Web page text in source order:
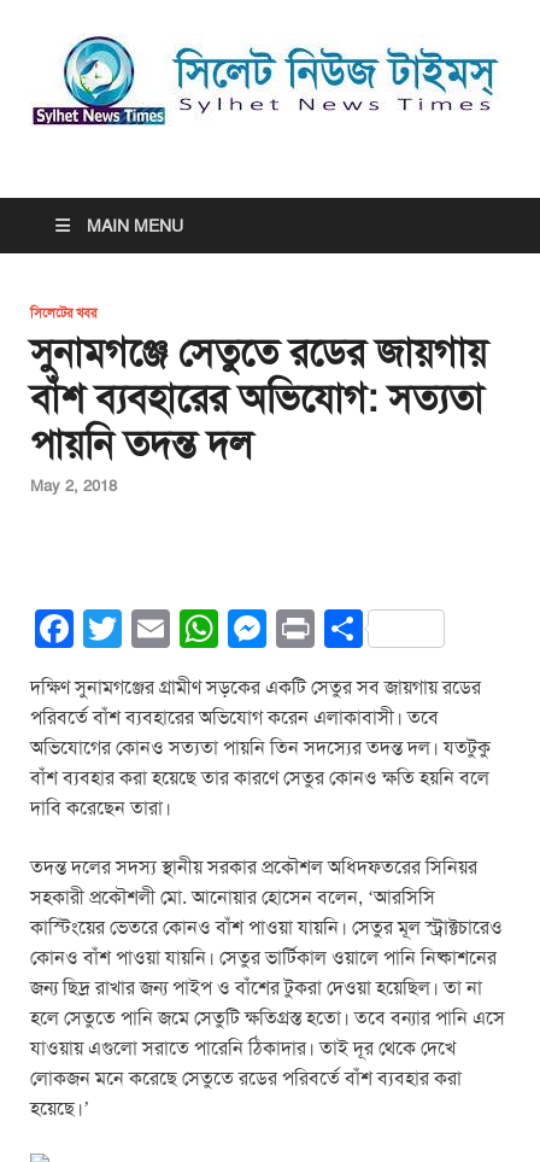
সিলেট নিউজ টাইমস্ | Sylhet
News Times
MAIN MENU
সিলেটের খবর
সুনামগঞ্জে সেতুতে রডের জায়গায়
বাঁশ ব্যবহারের অভিযোগ: সত্যতা
পায়নি তদন্ত দল
May 2, 2018
F
c
e
b
o
o
k
T
wi
tt
er
E
m
ail
W
at
s
A
p
M
ss
e
n
er
Pr
in
t
S
ar
e
দক্ষিণ সুনামগঞ্জের গ্রামীণ সড়কের একটি সেতুর সব জায়গায় রডের
পরিবর্তে বাঁশ ব্যবহারের অভিযোগ করেন এলাকাবাসী। তবে
অভিযোগের কোনও সত্যতা পায়নি তিন সদস্যের তদন্ত দল। যতটুকু
বাঁশ ব্যবহার করা হয়েছে তার কারণে সেতুর কোনও ক্ষতি হয়নি বলে
দাবি করেছেন তারা।
তদন্ত দলের সদস্য স্থানীয় সরকার প্রকৌশল অধিদফতরের সিনিয়র
সহকারী প্রকৌশলী মো. আনোয়ার হোসেন বলেন, ‘আরসিসি
কাস্টিংয়ের ভেতরে কোনও বাঁশ পাওয়া যায়নি। সেতুর মূল স্ট্রাক্টচারেও
কোনও বাঁশ পাওয়া যায়নি। সেতুর ভার্টিকাল ওয়ালে পানি নিষ্কাশনের
জন্য ছিদ্র রাখার জন্য পাইপ ও বাঁশের টুকরা দেওয়া হয়েছিল। তা না
হলে সেতুতে পানি জমে সেতুটি ক্ষতিগ্রস্ত হতো। তবে বন্যার পানি এসে
যাওয়ায় এগুলো সরাতে পারেনি ঠিকাদার। তাই দূর থেকে দেখে
লোকজন মনে করেছে সেতুতে রডের পরিবর্তে বাঁশ ব্যবহার করা
হয়েছে।’